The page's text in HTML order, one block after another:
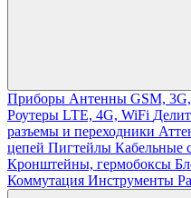
Приборы Антенны GSM,
Роутеры LTE, 4G, WiFi
разъемы и переходники
цепей Пигтейлы Кабельные
Кронштейны, гермобоксы
Коммутация Инструменты